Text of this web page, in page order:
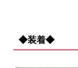
◆装着◆